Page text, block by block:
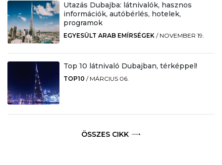
Utazás Dubajba: látnivalók, hasznos
információk, autóbérlés, hotelek,
programok
EGYESÜLT ARAB EMÍRSÉGEK / NOVEMBER 19.
Top 10 látnivaló Dubajban, térképpel!
TOP10 / MÁRCIUS 06.
ÖSSZES CIKK